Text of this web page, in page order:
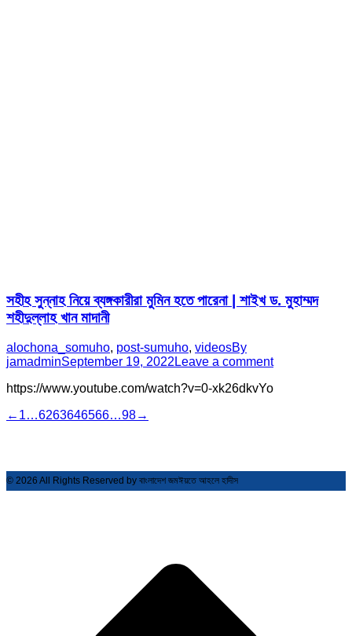
সহীহ সুন্নাহ নিয়ে ব্যঙ্গকারীরা মুমিন হতে পারেনা | শাইখ ড. মুহাম্মদ
শহীদুল্লাহ খান মাদানী
alochona_somuho, post-sumuho, videosBy
jamadminSeptember 19, 2022 Leave a comment
https://www.youtube.com/watch?v=0-xk26dkvYo
← 1…6263646566…98→
© 2026 All Rights Reserved by বাংলাদেশ জমঈয়তে আহলে হাদীস